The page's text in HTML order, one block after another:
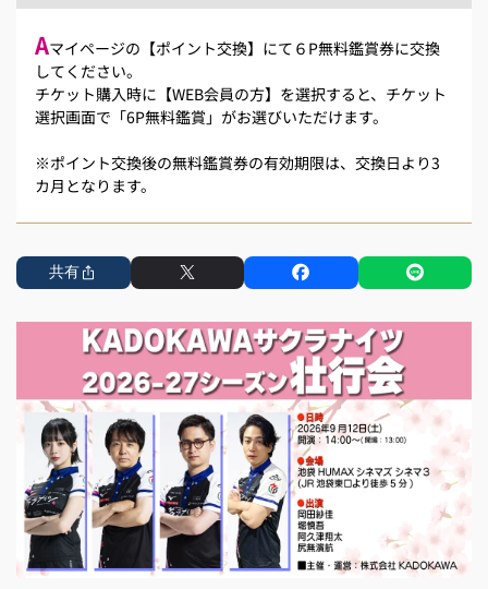
Aマイページの【ポイント交換】にて６P無料鑑賞券に交換
してください。
チケット購入時に【WEB会員の方】を選択すると、チケット
選択画面で「6P無料鑑賞」がお選びいただけます。
※ポイント交換後の無料鑑賞券の有効期限は、交換日より3
カ月となります。
共有